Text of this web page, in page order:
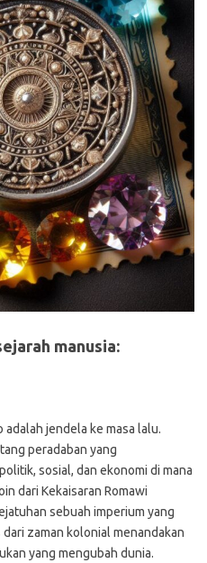
manusia:
jendela ke masa lalu.
peradaban yang
sosial, dan ekonomi di mana
dari Kekaisaran Romawi
sebuah imperium yang
zaman kolonial menandakan
yang mengubah dunia.